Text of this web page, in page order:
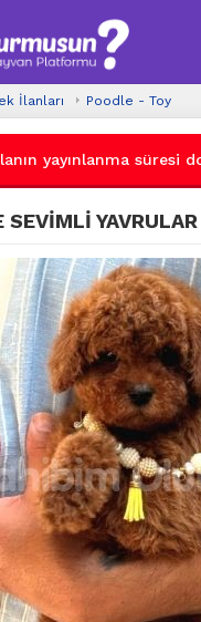
İlanları Poodle - Toy
yayınlanma süresi
SEVİMLİ